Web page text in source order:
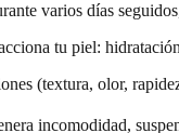
varios días
tu piel:
(textura, olor,
incomodidad,